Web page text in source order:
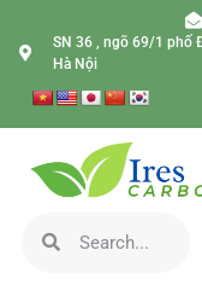
SN 36 , ngõ 69/1 phố
Hà Nội